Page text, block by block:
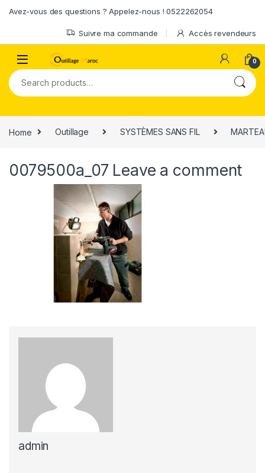
Avez-vous des questions ? Appelez-nous ! 0522262054
Suivre ma commande Accès revendeurs
0
Search for:
Home Outillage SYSTÈMES SANS FIL
0079500a_07 Leave a comment
admin